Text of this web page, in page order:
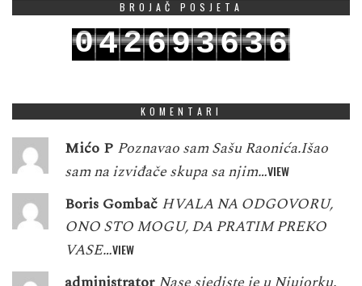
BROJAČ POSJETA
042693636
KOMENTARI
Mićo P Poznavao sam Sašu Raonića.Išao
sam na izviđače skupa sa njim…VIEW
Boris Gombač HVALA NA ODGOVORU,
ONO STO MOGU, DA PRATIM PREKO
VASE…VIEW